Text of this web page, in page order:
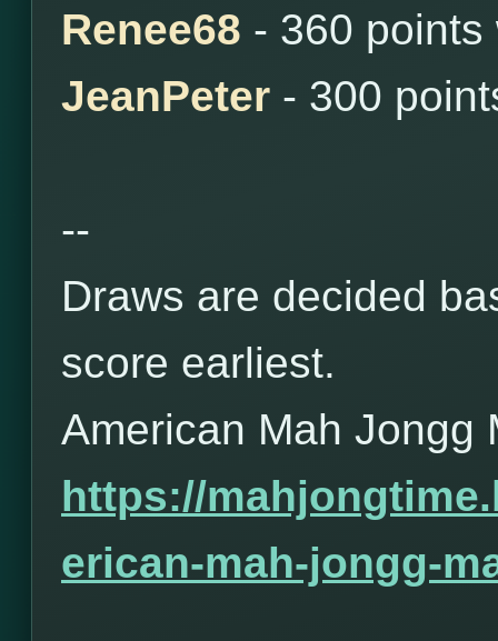
Renee68 - 360 points
JeanPeter - 300
--
Draws are decided
score earliest.
American Mah Jongg
https://
erican-mah-jongg-